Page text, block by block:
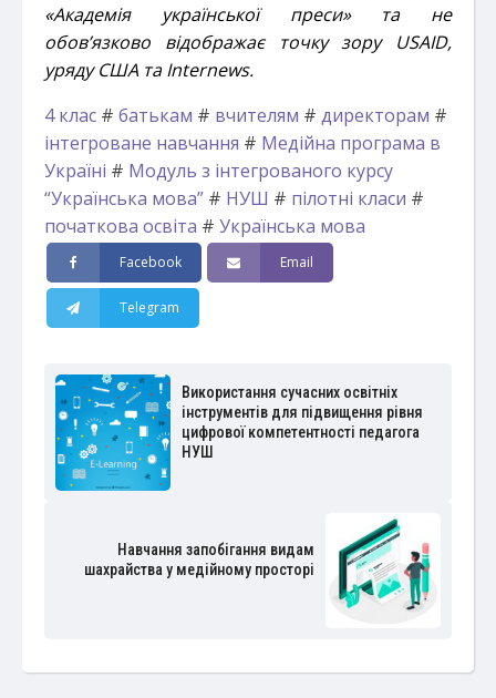
«Академія української преси» та не
обов’язково відображає точку зору USAID,
уряду США та Internews.
4 клас # батькам # вчителям # директорам #
інтегроване навчання # Медійна програма в
Україні # Модуль з інтегрованого курсу
“Українська мова” # НУШ # пілотні класи #
початкова освіта # Українська мова
Facebook Email
Telegram
Використання сучасних освітніх
інструментів для підвищення рівня
цифрової компетентності педагога
НУШ
Навчання запобігання видам
шахрайства у медійному просторі